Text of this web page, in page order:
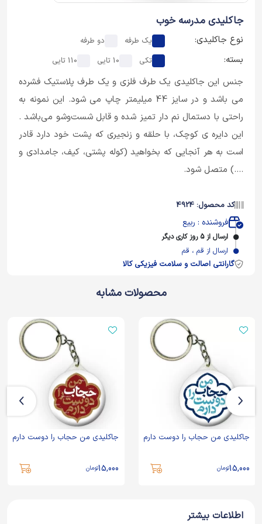
جاکلیدی مدرسه خوب
نوع جاکلیدی: یک طرفه دو طرفه
بسته: تکی 10 تایی 110 تایی
جنس این جاکلیدی یک طرف فلزی و یک طرف پلاستیک فشرده
می باشد و در سایز 44 میلیمتر چاپ می شود. این نمونه به
راحتی با دستمال نم دار تمیز شده و قابل شست‌وشو می‌باشد .
این دایره ی کوچک، با حلقه و زنجیری که پشت خود دارد قادر
است به هر آنجایی که بخواهید (کوله پشتی، کیف، جامدادی و
....) متصل شود.
کد محصول: 4924
فروشنده : ربیع
ارسال از 5 روز کاری دیگر
ارسال از قم ، قم
گارانتی اصالت و سلامت فیزیکی کالا
محصولات مشابه
جاکلیدی من حجاب را دوست دارم
15,000تومان
جاکلیدی من حجاب را دوست دارم
15,000تومان
اطلاعات بیشتر